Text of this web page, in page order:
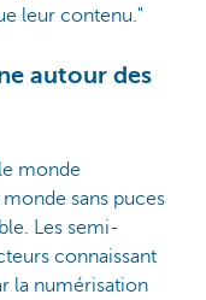
leur contenu."
autour des
monde
sans puces
Les semi-
connaissant
la numérisation